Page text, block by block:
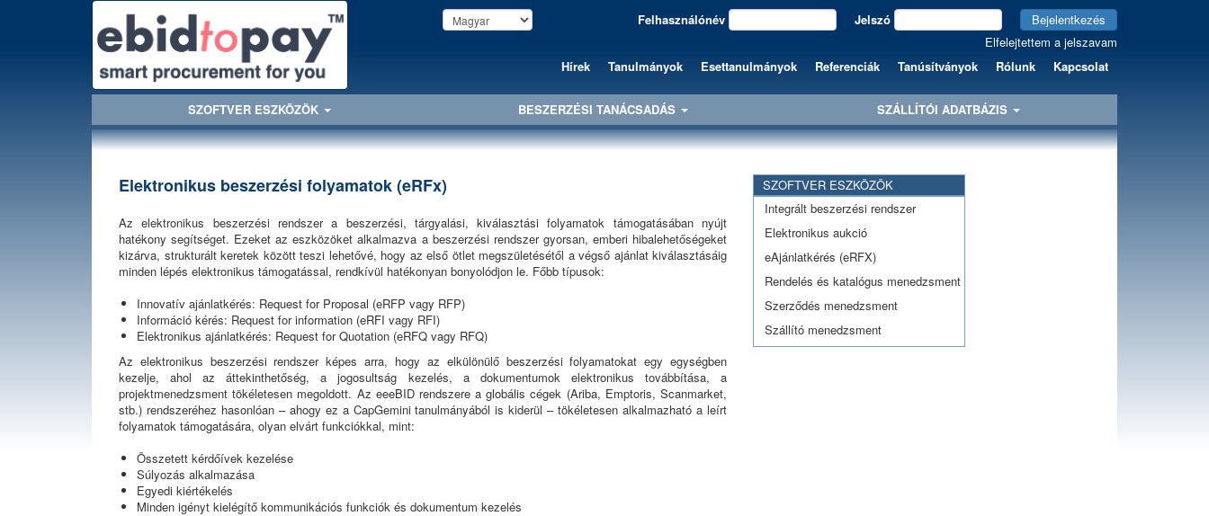
Felhasználónév Jelszó
Bejelentkezés
Elfelejtettem a jelszavam
Hírek
Tanulmányok Esettanulmányok Referenciák Tanúsítványok Rólunk Kapcsolat
SZOFTVER ESZKÖZÖK BESZERZÉSI TANÁCSADÁS SZÁLLÍTÓI ADATBÁZIS
Elektronikus beszerzési folyamatok (eRFx)
Az elektronikus beszerzési rendszer a beszerzési, tárgyalási, kiválasztási folyamatok támogatásában nyújt
hatékony segítséget. Ezeket az eszközöket alkalmazva a beszerzési rendszer gyorsan, emberi hibalehetőségeket
kizárva, strukturált keretek között teszi lehetővé, hogy az első ötlet megszületésétől a végső ajánlat kiválasztásáig
minden lépés elektronikus támogatással, rendkívül hatékonyan bonyolódjon le. Főbb típusok:
Innovatív ajánlatkérés: Request for Proposal (eRFP vagy RFP)
Információ kérés: Request for information (eRFI vagy RFI)
Elektronikus ajánlatkérés: Request for Quotation (eRFQ vagy RFQ)
Az elektronikus beszerzési rendszer képes arra, hogy az elkülönülő beszerzési folyamatokat egy egységben
kezelje, ahol az áttekinthetőség, a jogosultság kezelés, a dokumentumok elektronikus továbbítása, a
projektmenedzsment tökéletesen megoldott. Az eeeBID rendszere a globális cégek (Ariba, Emptoris, Scanmarket,
stb.) rendszeréhez hasonlóan – ahogy ez a CapGemini tanulmányából is kiderül – tökéletesen alkalmazható a leírt
folyamatok támogatására, olyan elvárt funkciókkal, mint:
Összetett kérdőívek kezelése
Súlyozás alkalmazása
Egyedi kiértékelés
Minden igényt kielégítő kommunikációs funkciók és dokumentum kezelés
SZOFTVER ESZKÖZÖK
Integrált beszerzési rendszer
Elektronikus aukció
eAjánlatkérés (eRFX)
Rendelés és katalógus menedzsment
Szerződés menedzsment
Szállító menedzsment